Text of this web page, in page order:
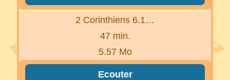
2 Corinthiens 6.1…
47 min.
5.57 Mo
Ecouter